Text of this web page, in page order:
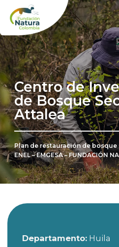
content
Centro de
de Bosque
Attalea
Plan de restauración de
ENEL – EMGESA – FUNDACIÓN
Departamento: Huila